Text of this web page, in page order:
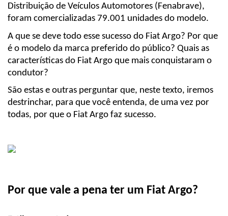
Distribuição de Veículos Automotores (Fenabrave),
foram comercializadas 79.001 unidades do modelo.
A que se deve todo esse sucesso do Fiat Argo? Por que
é o modelo da marca preferido do público? Quais as
características do Fiat Argo que mais conquistaram o
condutor?
São estas e outras perguntar que, neste texto, iremos
destrinchar, para que você entenda, de uma vez por
todas, por que o Fiat Argo faz sucesso.
Por que vale a pena ter um Fiat Argo?